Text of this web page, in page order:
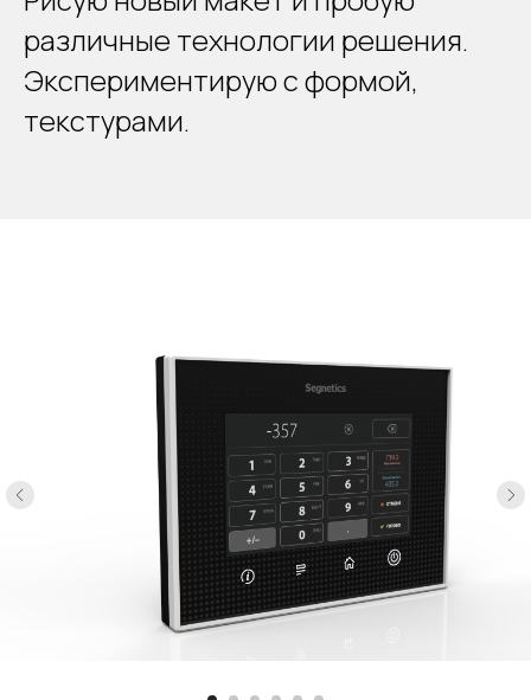
различные технологии решения.
Экспериментирую с формой,
текстурами.